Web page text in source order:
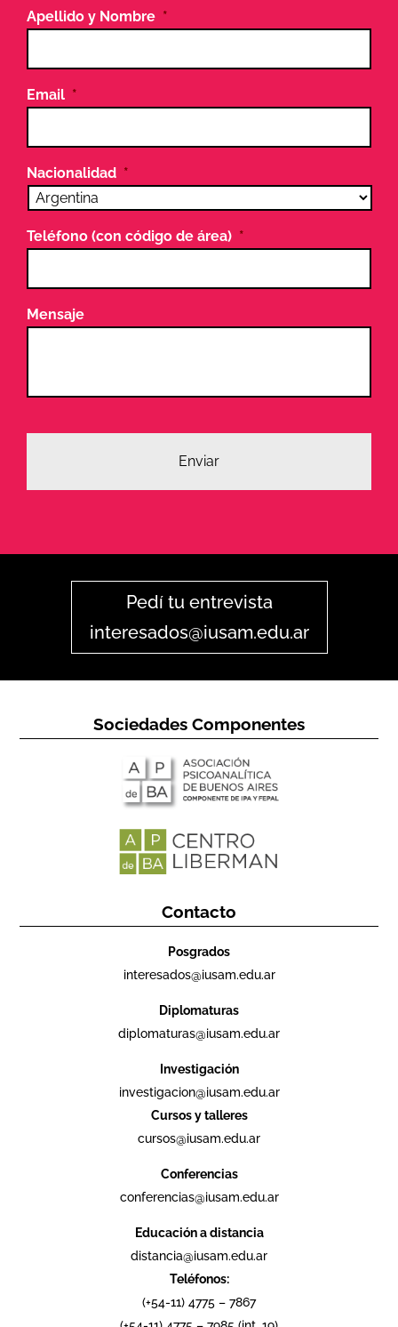
Apellido y Nombre *
Email *
Nacionalidad *
Teléfono (con código de área) *
Mensaje
Pedí tu entrevista
interesados@iusam.edu.ar
Sociedades Componentes
Contacto
Posgrados
interesados@iusam.edu.ar
Diplomaturas
diplomaturas@iusam.edu.ar
Investigación
investigacion@iusam.edu.ar
Cursos y talleres
cursos@iusam.edu.ar
Conferencias
conferencias@iusam.edu.ar
Educación a distancia
distancia@iusam.edu.ar
Teléfonos:
(+54-11) 4775 – 7867